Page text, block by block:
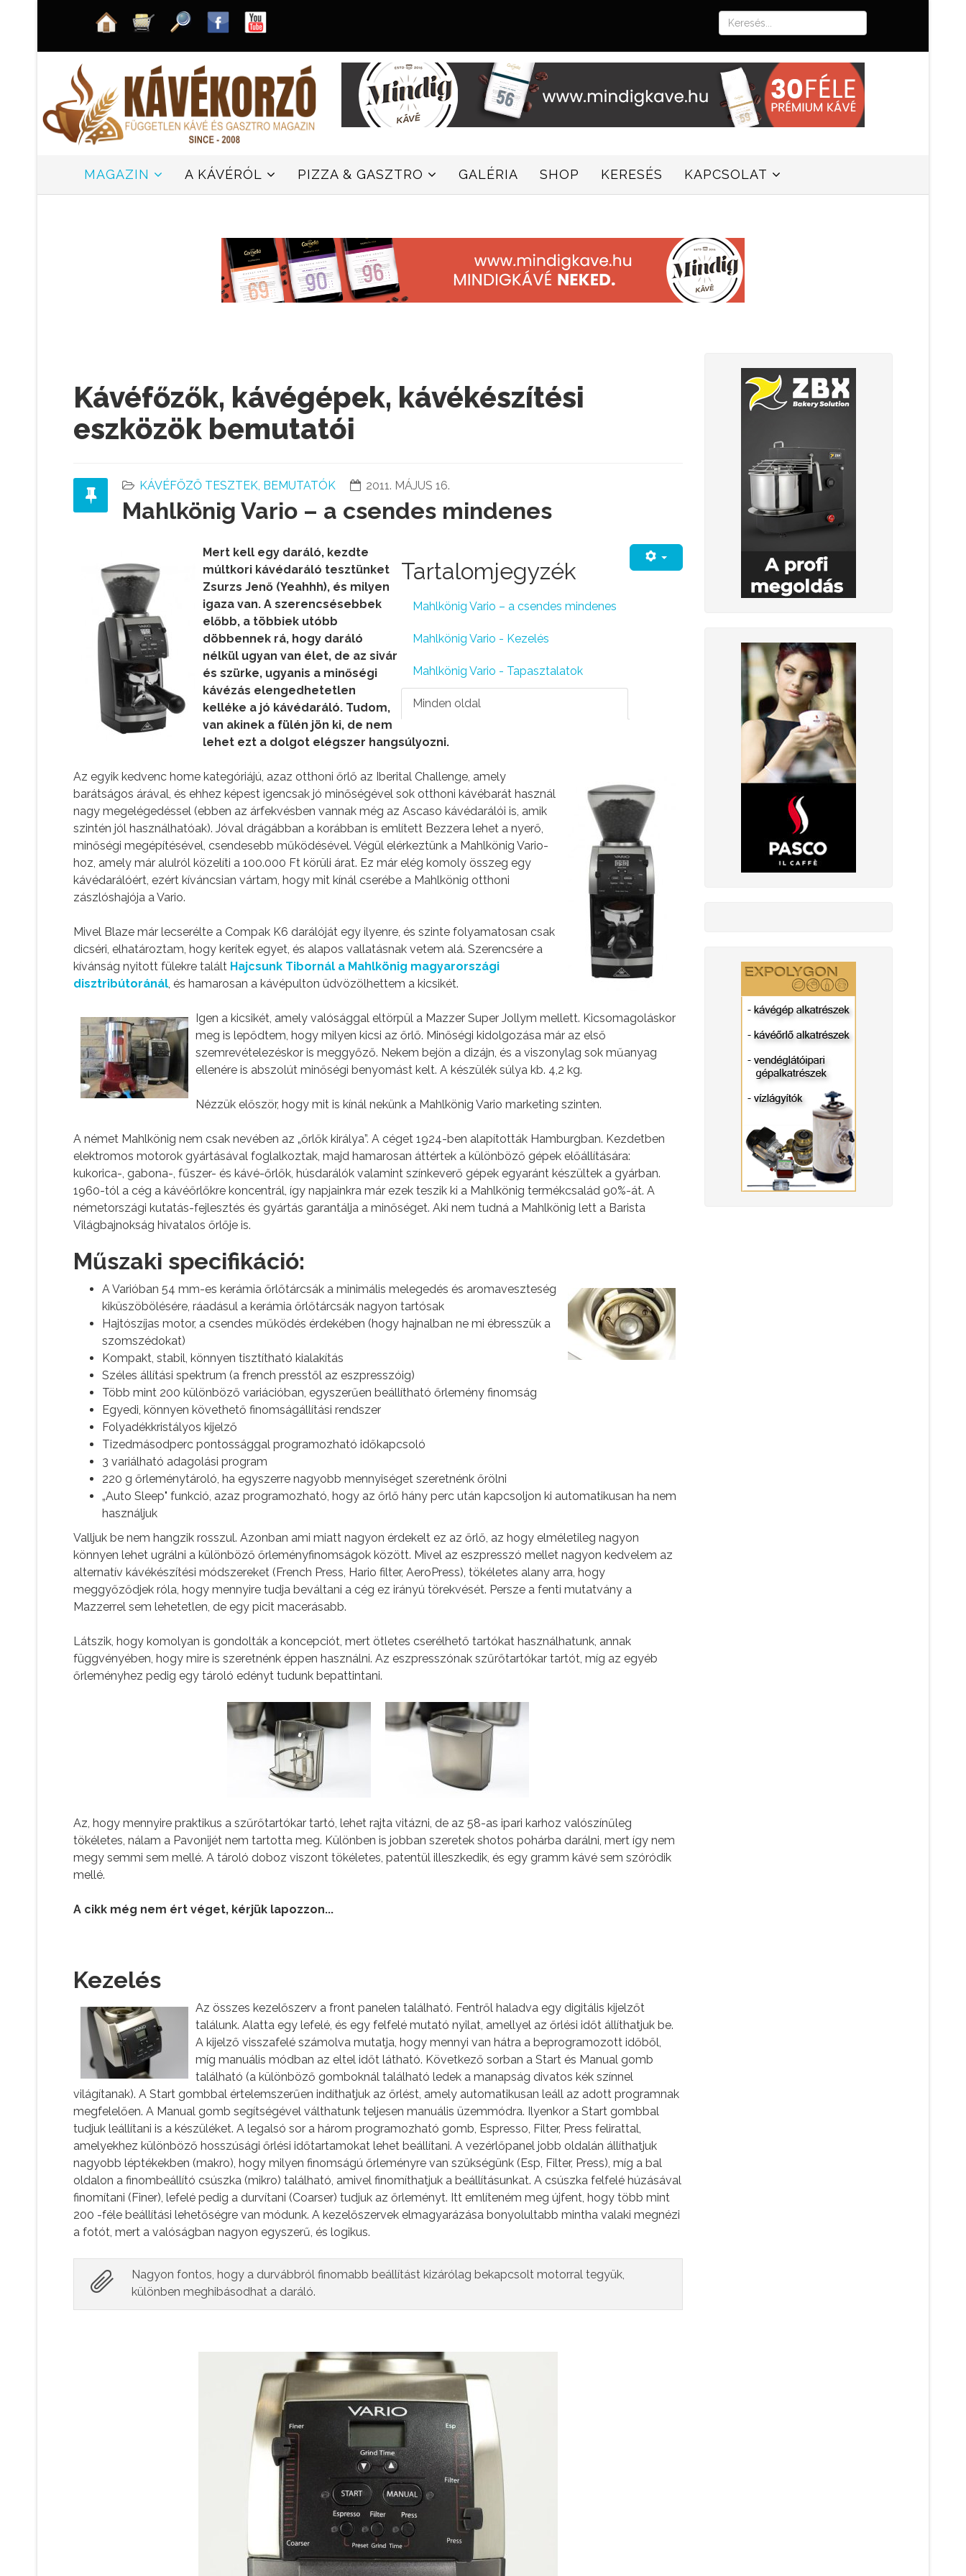
MAGAZIN A KÁVÉRÓL PIZZA & GASZTRO GALÉRIA SHOP KERESÉS KAPCSOLAT
Kávéfőzők, kávégépek, kávékészítési
eszközök bemutatói
KÁVÉFŐZŐ TESZTEK, BEMUTATÓK 2011. MÁJUS 16.
Mahlkönig Vario – a csendes mindenes
Tartalomjegyzék
Mahlkönig Vario – a csendes mindenes
Mahlkönig Vario - Kezelés
Mahlkönig Vario - Tapasztalatok
Minden oldal
Mert kell egy daráló, kezdte
múltkori kávédaráló tesztünket
Zsurzs Jenő (Yeahhh), és milyen
igaza van. A szerencsésebbek
előbb, a többiek utóbb
döbbennek rá, hogy daráló
nélkül ugyan van élet, de az sivár
és szürke, ugyanis a minőségi
kávézás elengedhetetlen
kelléke a jó kávédaráló. Tudom,
van akinek a fülén jön ki, de nem
lehet ezt a dolgot elégszer hangsúlyozni.
Az egyik kedvenc home kategóriájú, azaz otthoni őrlő az Iberital Challenge, amely
barátságos árával, és ehhez képest igencsak jó minőségével sok otthoni kávébarát használ
nagy megelégedéssel (ebben az árfekvésben vannak még az Ascaso kávédarálói is, amik
szintén jól használhatóak). Jóval drágábban a korábban is említett Bezzera lehet a nyerő,
minőségi megépítésével, csendesebb működésével. Végül elérkeztünk a Mahlkönig Vario-
hoz, amely már alulról közelíti a 100.000 Ft körüli árat. Ez már elég komoly összeg egy
kávédarálóért, ezért kíváncsian vártam, hogy mit kínál cserébe a Mahlkönig otthoni
zászlóshajója a Vario.
Mivel Blaze már lecserélte a Compak K6 darálóját egy ilyenre, és szinte folyamatosan csak
dicséri, elhatároztam, hogy kerítek egyet, és alapos vallatásnak vetem alá. Szerencsére a
kívánság nyitott fülekre talált Hajcsunk Tibornál a Mahlkönig magyarországi
disztribútoránál , és hamarosan a kávépulton üdvözölhettem a kicsikét.
Igen a kicsikét, amely valósággal eltörpül a Mazzer Super Jollym mellett. Kicsomagoláskor
meg is lepődtem, hogy milyen kicsi az őrlő. Minőségi kidolgozása már az első
szemrevételezéskor is meggyőző. Nekem bejön a dizájn, és a viszonylag sok műanyag
ellenére is abszolút minőségi benyomást kelt. A készülék súlya kb. 4,2 kg.
Nézzük először, hogy mit is kínál nekünk a Mahlkönig Vario marketing szinten.
A német Mahlkönig nem csak nevében az „őrlők királya”. A céget 1924-ben alapították Hamburgban. Kezdetben
elektromos motorok gyártásával foglalkoztak, majd hamarosan áttértek a különböző gépek előállítására:
kukorica-, gabona-, fűszer- és kávé-őrlők, húsdarálók valamint színkeverő gépek egyaránt készültek a gyárban.
1960-tól a cég a kávéőrlőkre koncentrál, így napjainkra már ezek teszik ki a Mahlkönig termékcsalád 90%-át. A
németországi kutatás-fejlesztés és gyártás garantálja a minőséget. Aki nem tudná a Mahlkönig lett a Barista
Világbajnokság hivatalos őrlője is.
Műszaki specifikáció:
A Varióban 54 mm-es kerámia őrlőtárcsák a minimális melegedés és aromaveszteség
kiküszöbölésére, ráadásul a kerámia őrlőtárcsák nagyon tartósak
Hajtószíjas motor, a csendes működés érdekében (hogy hajnalban ne mi ébresszük a
szomszédokat)
Kompakt, stabil, könnyen tisztítható kialakítás
Széles állítási spektrum (a french presstől az eszpresszóig)
Több mint 200 különböző variációban, egyszerűen beállítható őrlemény finomság
Egyedi, könnyen követhető finomságállítási rendszer
Folyadékkristályos kijelző
Tizedmásodperc pontossággal programozható időkapcsoló
3 variálható adagolási program
220 g őrleménytároló, ha egyszerre nagyobb mennyiséget szeretnénk őrölni
„Auto Sleep" funkció, azaz programozható, hogy az őrlő hány perc után kapcsoljon ki automatikusan ha nem
használjuk
Valljuk be nem hangzik rosszul. Azonban ami miatt nagyon érdekelt ez az őrlő, az hogy elméletileg nagyon
könnyen lehet ugrálni a különböző őrleményfinomságok között. Mivel az eszpresszó mellet nagyon kedvelem az
alternatív kávékészítési módszereket (French Press, Hario filter, AeroPress), tökéletes alany arra, hogy
meggyőződjek róla, hogy mennyire tudja beváltani a cég ez irányú törekvését. Persze a fenti mutatvány a
Mazzerrel sem lehetetlen, de egy picit macerásabb.
Látszik, hogy komolyan is gondolták a koncepciót, mert ötletes cserélhető tartókat használhatunk, annak
függvényében, hogy mire is szeretnénk éppen használni. Az eszpresszónak szűrőtartókar tartót, míg az egyéb
őrleményhez pedig egy tároló edényt tudunk bepattintani.
Az, hogy mennyire praktikus a szűrőtartókar tartó, lehet rajta vitázni, de az 58-as ipari karhoz valószínűleg
tökéletes, nálam a Pavonijét nem tartotta meg. Különben is jobban szeretek shotos pohárba darálni, mert így nem
megy semmi sem mellé. A tároló doboz viszont tökéletes, patentül illeszkedik, és egy gramm kávé sem szóródik
mellé.
A cikk még nem ért véget, kérjük lapozzon...
Kezelés
Az összes kezelőszerv a front panelen található. Fentről haladva egy digitális kijelzőt
találunk. Alatta egy lefelé, és egy felfelé mutató nyilat, amellyel az őrlési időt állíthatjuk be.
A kijelző visszafelé számolva mutatja, hogy mennyi van hátra a beprogramozott időből,
míg manuális módban az eltel időt látható. Következő sorban a Start és Manual gomb
található (a különböző gomboknál található ledek a manapság divatos kék színnel
világítanak). A Start gombbal értelemszerűen indíthatjuk az őrlést, amely automatikusan leáll az adott programnak
megfelelően. A Manual gomb segítségével válthatunk teljesen manuális üzemmódra. Ilyenkor a Start gombbal
tudjuk leállítani is a készüléket. A legalsó sor a három programozható gomb, Espresso, Filter, Press felirattal,
amelyekhez különböző hosszúsági őrlési időtartamokat lehet beállítani. A vezérlőpanel jobb oldalán állíthatjuk
nagyobb léptékekben (makro), hogy milyen finomságú őrleményre van szükségünk (Esp, Filter, Press), míg a bal
oldalon a finombeállító csúszka (mikro) található, amivel finomíthatjuk a beállításunkat. A csúszka felfelé húzásával
finomítani (Finer), lefelé pedig a durvítani (Coarser) tudjuk az őrleményt. Itt említeném meg újfent, hogy több mint
200 -féle beállítási lehetőségre van módunk. A kezelőszervek elmagyarázása bonyolultabb mintha valaki megnézi
a fotót, mert a valóságban nagyon egyszerű, és logikus.
Nagyon fontos, hogy a durvábbról finomabb beállítást kizárólag bekapcsolt motorral tegyük,
különben meghibásodhat a daráló.